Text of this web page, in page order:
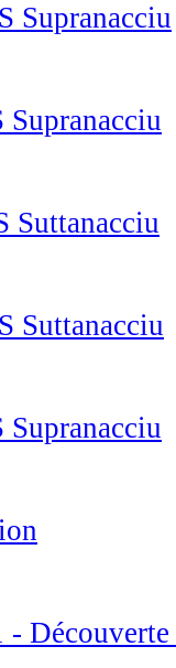
Supranacciu
Suttanacciu
Suttanacciu